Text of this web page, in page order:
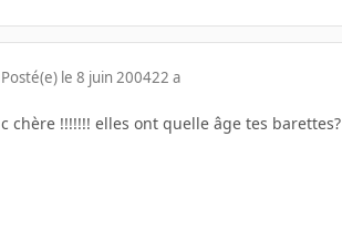
Posté(e) le 8 juin 200422 a
c chère !!!!!!! elles ont quelle âge tes barettes?